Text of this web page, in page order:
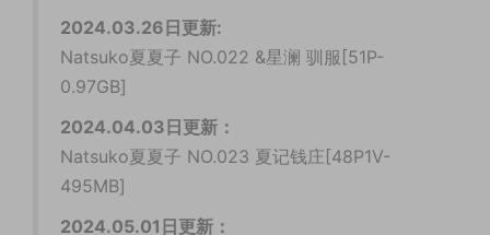
2024.03.26日更新:
Natsuko夏夏子 NO.022 &星澜 驯服[51P-
0.97GB]
2024.04.03日更新：
Natsuko夏夏子 NO.023 夏记钱庄[48P1V-
495MB]
2024.05.01日更新：